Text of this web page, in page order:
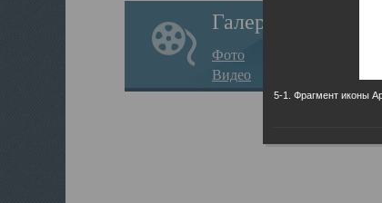
Галерея
Фото
Видео
5-1. Фрагмент иконы